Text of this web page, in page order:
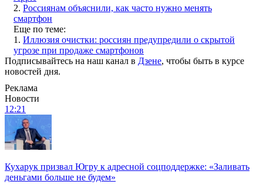
2. Россиянам объяснили, как часто нужно менять
смартфон
Еще по теме:
1. Иллюзия очистки: россиян предупредили о скрытой
угрозе при продаже смартфонов
Подписывайтесь на наш канал в Дзене, чтобы быть в курсе
новостей дня.
Реклама
Новости
12:21
Кухарук призвал Югру к адресной соцподдержке: «Заливать
деньгами больше не будем»